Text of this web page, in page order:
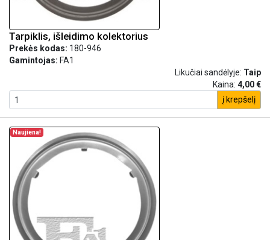
Tarpiklis, išleidimo kolektorius
Prekės kodas: 180-946
Gamintojas: FA1
Likučiai sandėlyje: Taip
Kaina: 4,00 €
į krepšelį
Naujiena!